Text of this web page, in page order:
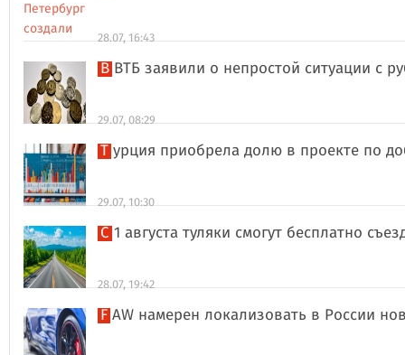
28.07, 16:43
В ВТБ заявили о непростой ситуации с
29.07, 08:29
Турция приобрела долю в проекте по
29.07, 10:30
С 1 августа туляки смогут бесплатно
28.07, 19:42
FAW намерен локализовать в России